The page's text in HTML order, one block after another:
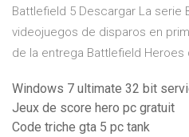
Battlefield 5 Descargar La serie
videojuegos de disparos en
de la entrega Battlefield Heroes
Windows 7 ultimate 32 bit
Jeux de score hero pc gratuit
Code triche gta 5 pc tank